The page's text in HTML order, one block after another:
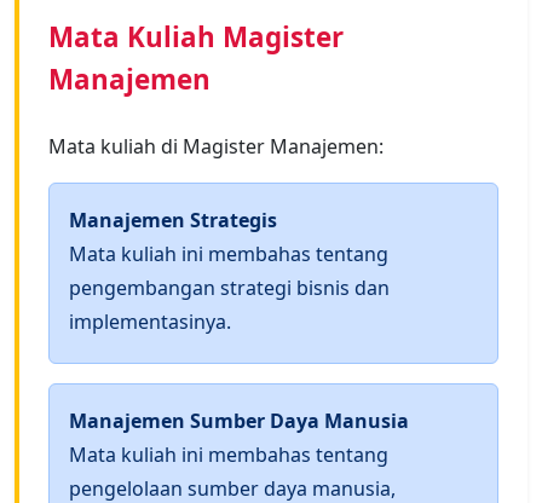
Mata Kuliah Magister
Manajemen
Mata kuliah di Magister Manajemen:
Manajemen Strategis
Mata kuliah ini membahas tentang
pengembangan strategi bisnis dan
implementasinya.
Manajemen Sumber Daya Manusia
Mata kuliah ini membahas tentang
pengelolaan sumber daya manusia,